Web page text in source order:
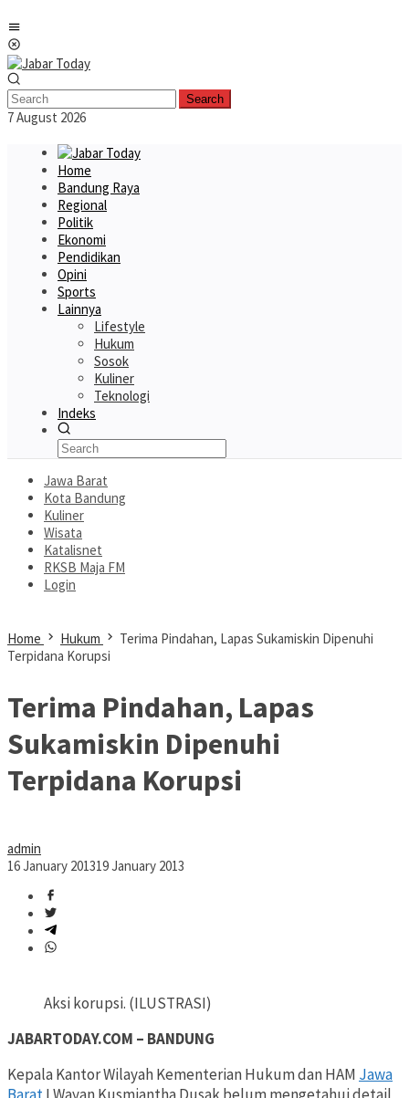
to
content
Search
7 August 2026
Home
Bandung Raya
Regional
Politik
Ekonomi
Pendidikan
Opini
Sports
Lainnya
Lifestyle
Hukum
Sosok
Kuliner
Teknologi
Indeks
Jawa Barat
Kota Bandung
Kuliner
Wisata
Katalisnet
RKSB Maja FM
Login
Home Hukum
Terima Pindahan, Lapas Sukamiskin Dipenuhi
Terpidana Korupsi
Terima Pindahan, Lapas
Sukamiskin Dipenuhi
Terpidana Korupsi
admin
16 January 201319 January 2013
Aksi korupsi. (ILUSTRASI)
JABARTODAY.COM – BANDUNG
Kepala Kantor Wilayah Kementerian Hukum dan HAM Jawa